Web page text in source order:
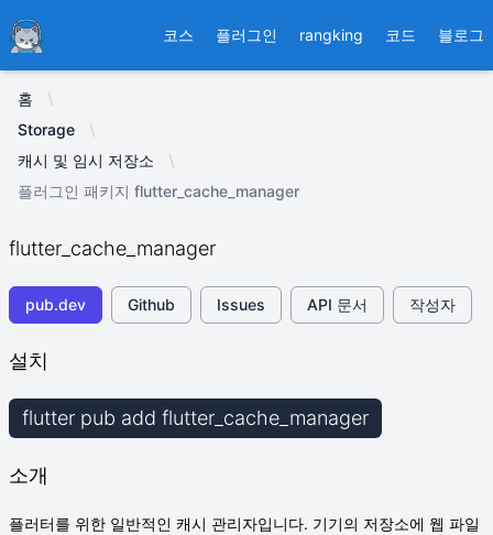
Ducafecat 코스 플러그인 rangking 코드 블로그
홈
Storage
캐시 및 임시 저장소
플러그인 패키지 flutter_cache_manager
flutter_cache_manager
pub.dev Github Issues API 문서 작성자
설치
flutter pub add flutter_cache_manager
소개
플러터를 위한 일반적인 캐시 관리자입니다. 기기의 저장소에 웹 파일